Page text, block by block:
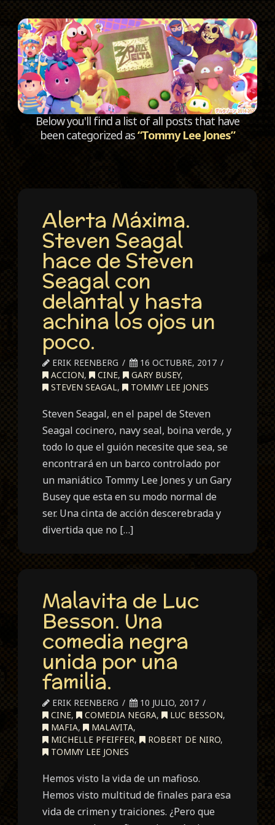
Below you'll find a list of all posts that have
been categorized as“Tommy Lee Jones”
Alerta Máxima.
Steven Seagal
hace de Steven
Seagal con
delantal y hasta
achina los ojos un
poco.
ERIK REENBERG
16 OCTUBRE, 2017
ACCION, CINE, GARY BUSEY,
STEVEN SEAGAL, TOMMY LEE JONES
Steven Seagal, en el papel de Steven
Seagal cocinero, navy seal, boina verde, y
todo lo que el guión necesite que sea, se
encontrará en un barco controlado por
un maniático Tommy Lee Jones y un Gary
Busey que esta en su modo normal de
ser. Una cinta de acción descerebrada y
divertida que no […]
Malavita de Luc
Besson. Una
comedia negra
unida por una
familia.
ERIK REENBERG
10 JULIO, 2017
CINE, COMEDIA NEGRA, LUC BESSON,
MAFIA, MALAVITA,
MICHELLE PFEIFFER, ROBERT DE NIRO,
TOMMY LEE JONES
Hemos visto la vida de un mafioso.
Hemos visto multitud de finales para esa
vida de crimen y traiciones. ¿Pero que